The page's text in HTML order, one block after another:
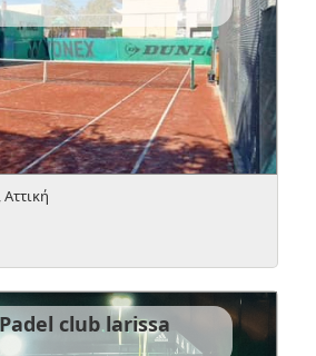
club larissa